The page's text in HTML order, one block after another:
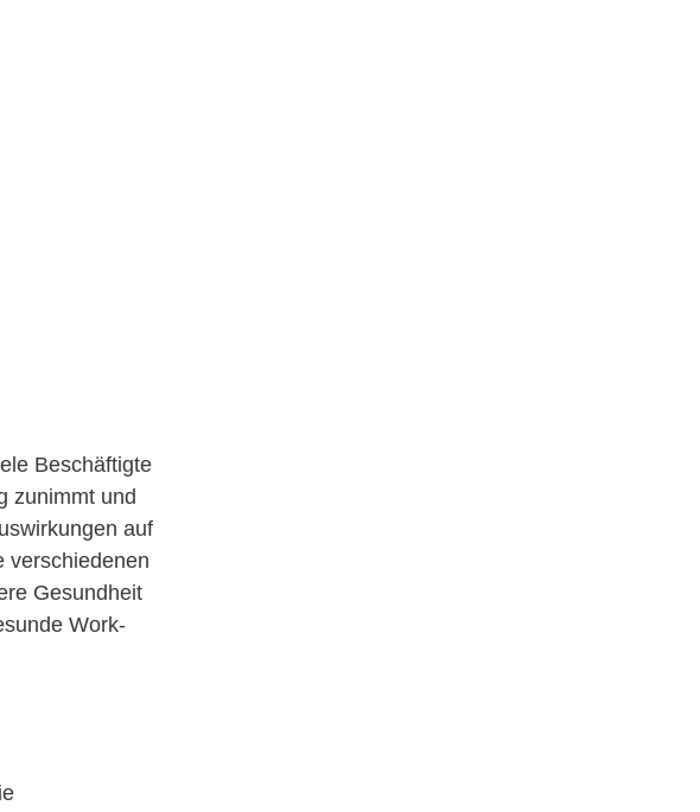
Beschäftigte
zunimmt und
auf
verschiedenen
Gesundheit
Work-